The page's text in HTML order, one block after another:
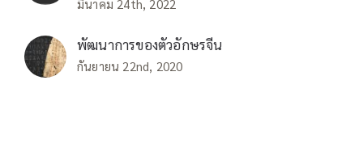
มีนาคม 24th, 2022
พัฒนาการของตัวอักษรจีน
กันยายน 22nd, 2020